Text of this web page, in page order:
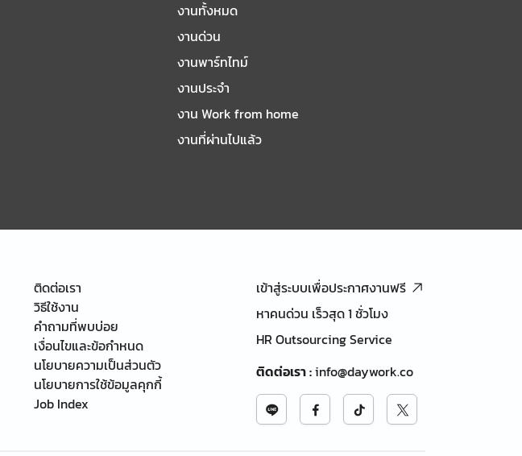
งานทั้งหมด
งานด่วน
งานพาร์ทไทม์
งานประจำ
งาน Work from home
งานที่ผ่านไปแล้ว
ติดต่อเรา
วิธีใช้งาน
คำถามที่พบบ่อย
เงื่อนไขและข้อกำหนด
นโยบายความเป็นส่วนตัว
นโยบายการใช้ข้อมูลคุกกี้
Job Index
เข้าสู่ระบบเพื่อประกาศงานฟรี
หาคนด่วน เร็วสุด 1 ชั่วโมง
HR Outsourcing Service
ติดต่อเรา:info@daywork.co